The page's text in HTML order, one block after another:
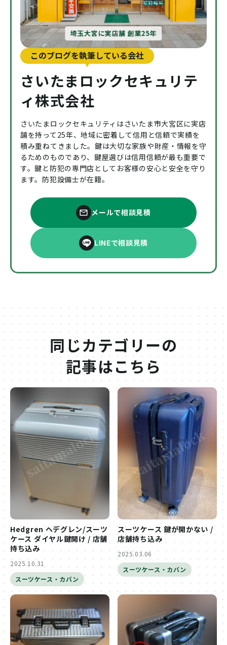
埼玉大宮に実店舗 創業25年
このブログを執筆している会社
さいたまロックセキュリテ
ィ株式会社
さいたまロックセキュリティはさいたま市大宮区に実店
舗を持って25年、地域に密着して信用と信頼で実績を
積み重ねてきました。鍵は大切な家族や財産・情報を守
るためのものであり、鍵屋選びは信用信頼が最も重要で
す。鍵と防犯の専門店としてお客様の安心と安全を守り
ます。防犯設備士が在籍。
メールで相談見積
LINEで相談見積
同じカテゴリーの
記事はこちら
Hedgren ヘデグレン/スーツ
ケース ダイヤル鍵開け / 店舗
持ち込み
2025.10.31
スーツケース・カバン
スーツケース 鍵が開かない /
店舗持ち込み
2025.03.06
スーツケース・カバン